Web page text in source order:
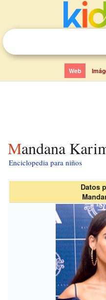
Web
Mandana
Enciclopedia para niños
Datos